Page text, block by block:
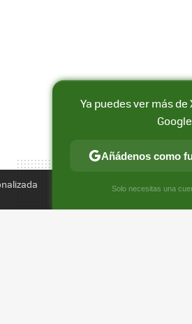
Compartir
FACEBOOK
X
Ya puedes ver más
Google
Añádenos como
Solo necesitas una